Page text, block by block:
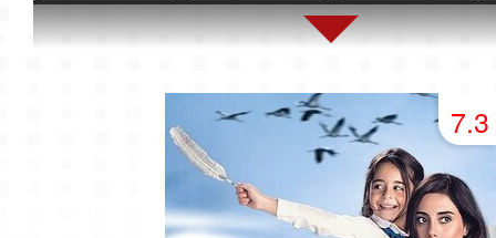
45 серия
46 серия
47 серия
50 серия
51 серия
54 серия
55 серия
58 серия
59 серия
7.3